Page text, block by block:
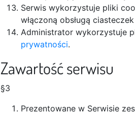
Serwis wykorzystuje pliki
włączoną obsługą
Administrator wykorzystuje
prywatności.
Zawartość serwisu
§3
Prezentowane w Serwisie